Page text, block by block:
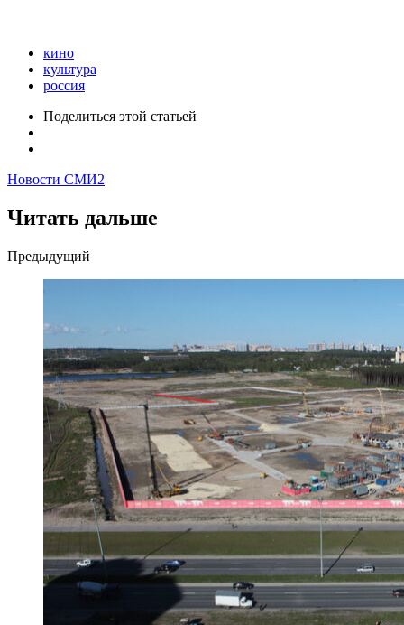
кино
культура
россия
Поделиться этой статьей
Новости СМИ2
Читать дальше
Post
navigation
Предыдущий